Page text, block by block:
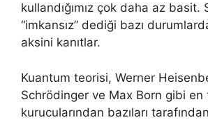
kullandığımız çok daha az basit.
“imkansız” dediği bazı
aksini kanıtlar.
Kuantum teorisi, Werner
Schrödinger ve Max Born gibi en
kurucularından bazıları